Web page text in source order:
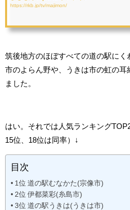
https://rkb.jp/tv/majimon/
筑後地方のほぼすべての道の駅に
市のよらん野や、うきは市の虹の耳
ました。
はい。それでは人気ランキング
15位、18位は同率）↓
目次
1位 道の駅むなかた(宗像市)
2位 伊都菜彩(糸島市)
3位 道の駅うきは(うきは市)